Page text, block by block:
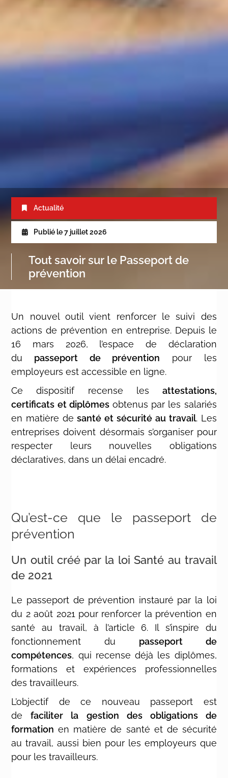
Actualité
Publié le 7 juillet 2026
Tout savoir sur le Passeport de
prévention
Un nouvel outil vient renforcer le suivi des
actions de prévention en entreprise. Depuis le
16 mars 2026, l’espace de déclaration
du passeport de prévention pour les
employeurs est accessible en ligne.
Ce dispositif recense les attestations,
certificats et diplômes obtenus par les salariés
en matière de santé et sécurité au travail. Les
entreprises doivent désormais s’organiser pour
respecter leurs nouvelles obligations
déclaratives, dans un délai encadré.
Qu’est-ce que le passeport de
prévention
Un outil créé par la loi Santé au travail
de 2021
Le passeport de prévention instauré par la loi
du 2 août 2021 pour renforcer la prévention en
santé au travail, à l’article 6. Il s’inspire du
fonctionnement du passeport de
compétences, qui recense déjà les diplômes,
formations et expériences professionnelles
des travailleurs.
L’objectif de ce nouveau passeport est
defaciliter la gestion des obligations de
formation en matière de santé et de sécurité
au travail, aussi bien pour les employeurs que
pour les travailleurs.